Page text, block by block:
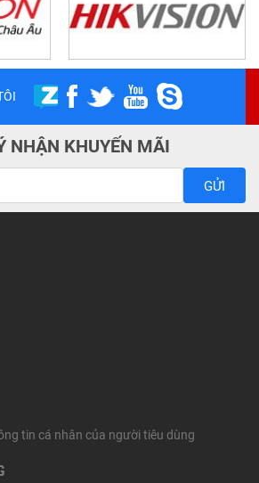
NHẬN KHUYẾN MÃI
GỬI
tin cá nhân của người tiêu dùng